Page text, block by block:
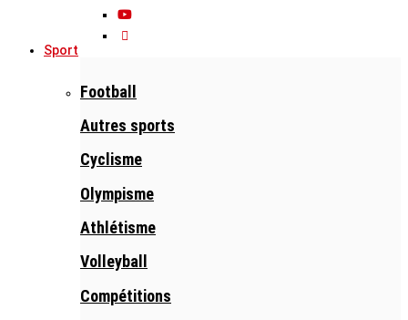
Sport
Football
Autres sports
Cyclisme
Olympisme
Athlétisme
Volleyball
Compétitions